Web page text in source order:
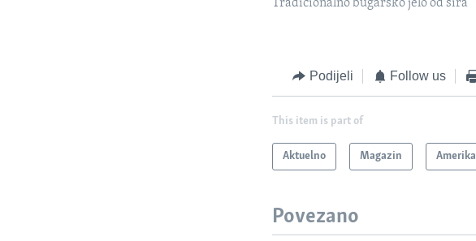
Tradicionalno bugarsko jelo od sira
Podijeli Follow us
This item is part of
Aktuelno Magazin Amerika
Povezano